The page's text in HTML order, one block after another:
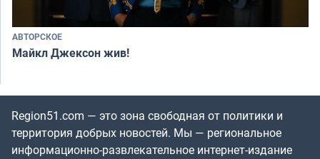
АВТОРСКОЕ
Майкл Джексон жив!
Region51.com — это зона свободная от политики и
территория добрых новостей. Мы — региональное
информационно-развлекательное интернет-издание